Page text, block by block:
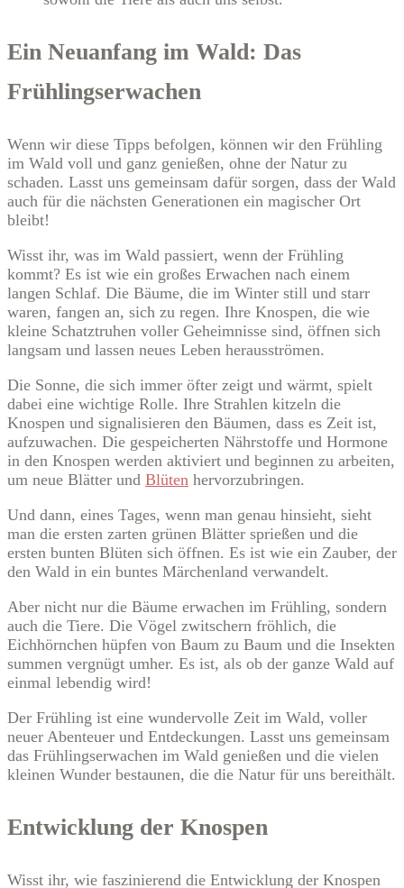
Ein Neuanfang im Wald: Das
Frühlingserwachen
Wenn wir diese Tipps befolgen, können wir den Frühling
im Wald voll und ganz genießen, ohne der Natur zu
schaden. Lasst uns gemeinsam dafür sorgen, dass der Wald
auch für die nächsten Generationen ein magischer Ort
bleibt!
Wisst ihr, was im Wald passiert, wenn der Frühling
kommt? Es ist wie ein großes Erwachen nach einem
langen Schlaf. Die Bäume, die im Winter still und starr
waren, fangen an, sich zu regen. Ihre Knospen, die wie
kleine Schatztruhen voller Geheimnisse sind, öffnen sich
langsam und lassen neues Leben herausströmen.
Die Sonne, die sich immer öfter zeigt und wärmt, spielt
dabei eine wichtige Rolle. Ihre Strahlen kitzeln die
Knospen und signalisieren den Bäumen, dass es Zeit ist,
aufzuwachen. Die gespeicherten Nährstoffe und Hormone
in den Knospen werden aktiviert und beginnen zu arbeiten,
um neue Blätter und Blüten hervorzubringen.
Und dann, eines Tages, wenn man genau hinsieht, sieht
man die ersten zarten grünen Blätter sprießen und die
ersten bunten Blüten sich öffnen. Es ist wie ein Zauber, der
den Wald in ein buntes Märchenland verwandelt.
Aber nicht nur die Bäume erwachen im Frühling, sondern
auch die Tiere. Die Vögel zwitschern fröhlich, die
Eichhörnchen hüpfen von Baum zu Baum und die Insekten
summen vergnügt umher. Es ist, als ob der ganze Wald auf
einmal lebendig wird!
Der Frühling ist eine wundervolle Zeit im Wald, voller
neuer Abenteuer und Entdeckungen. Lasst uns gemeinsam
das Frühlingserwachen im Wald genießen und die vielen
kleinen Wunder bestaunen, die die Natur für uns bereithält.
Entwicklung der Knospen
Wisst ihr, wie faszinierend die Entwicklung der Knospen